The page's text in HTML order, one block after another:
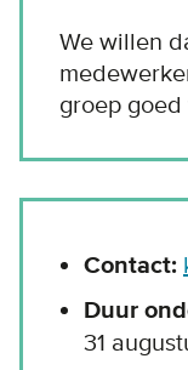
We willen
groep goed
Contact:
Duur
31